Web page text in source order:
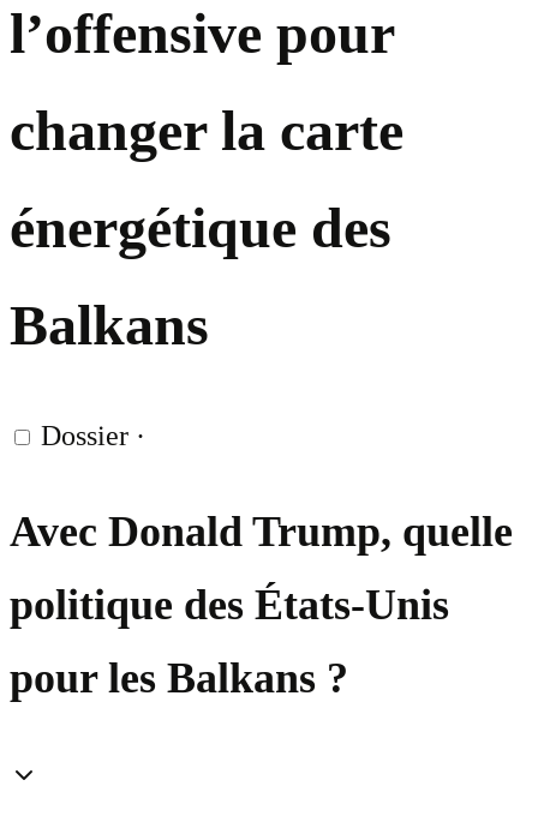
l’offensive pour
changer la carte
énergétique des
Balkans
Dossier ·
Avec Donald Trump, quelle
politique des États-Unis
pour les Balkans ?